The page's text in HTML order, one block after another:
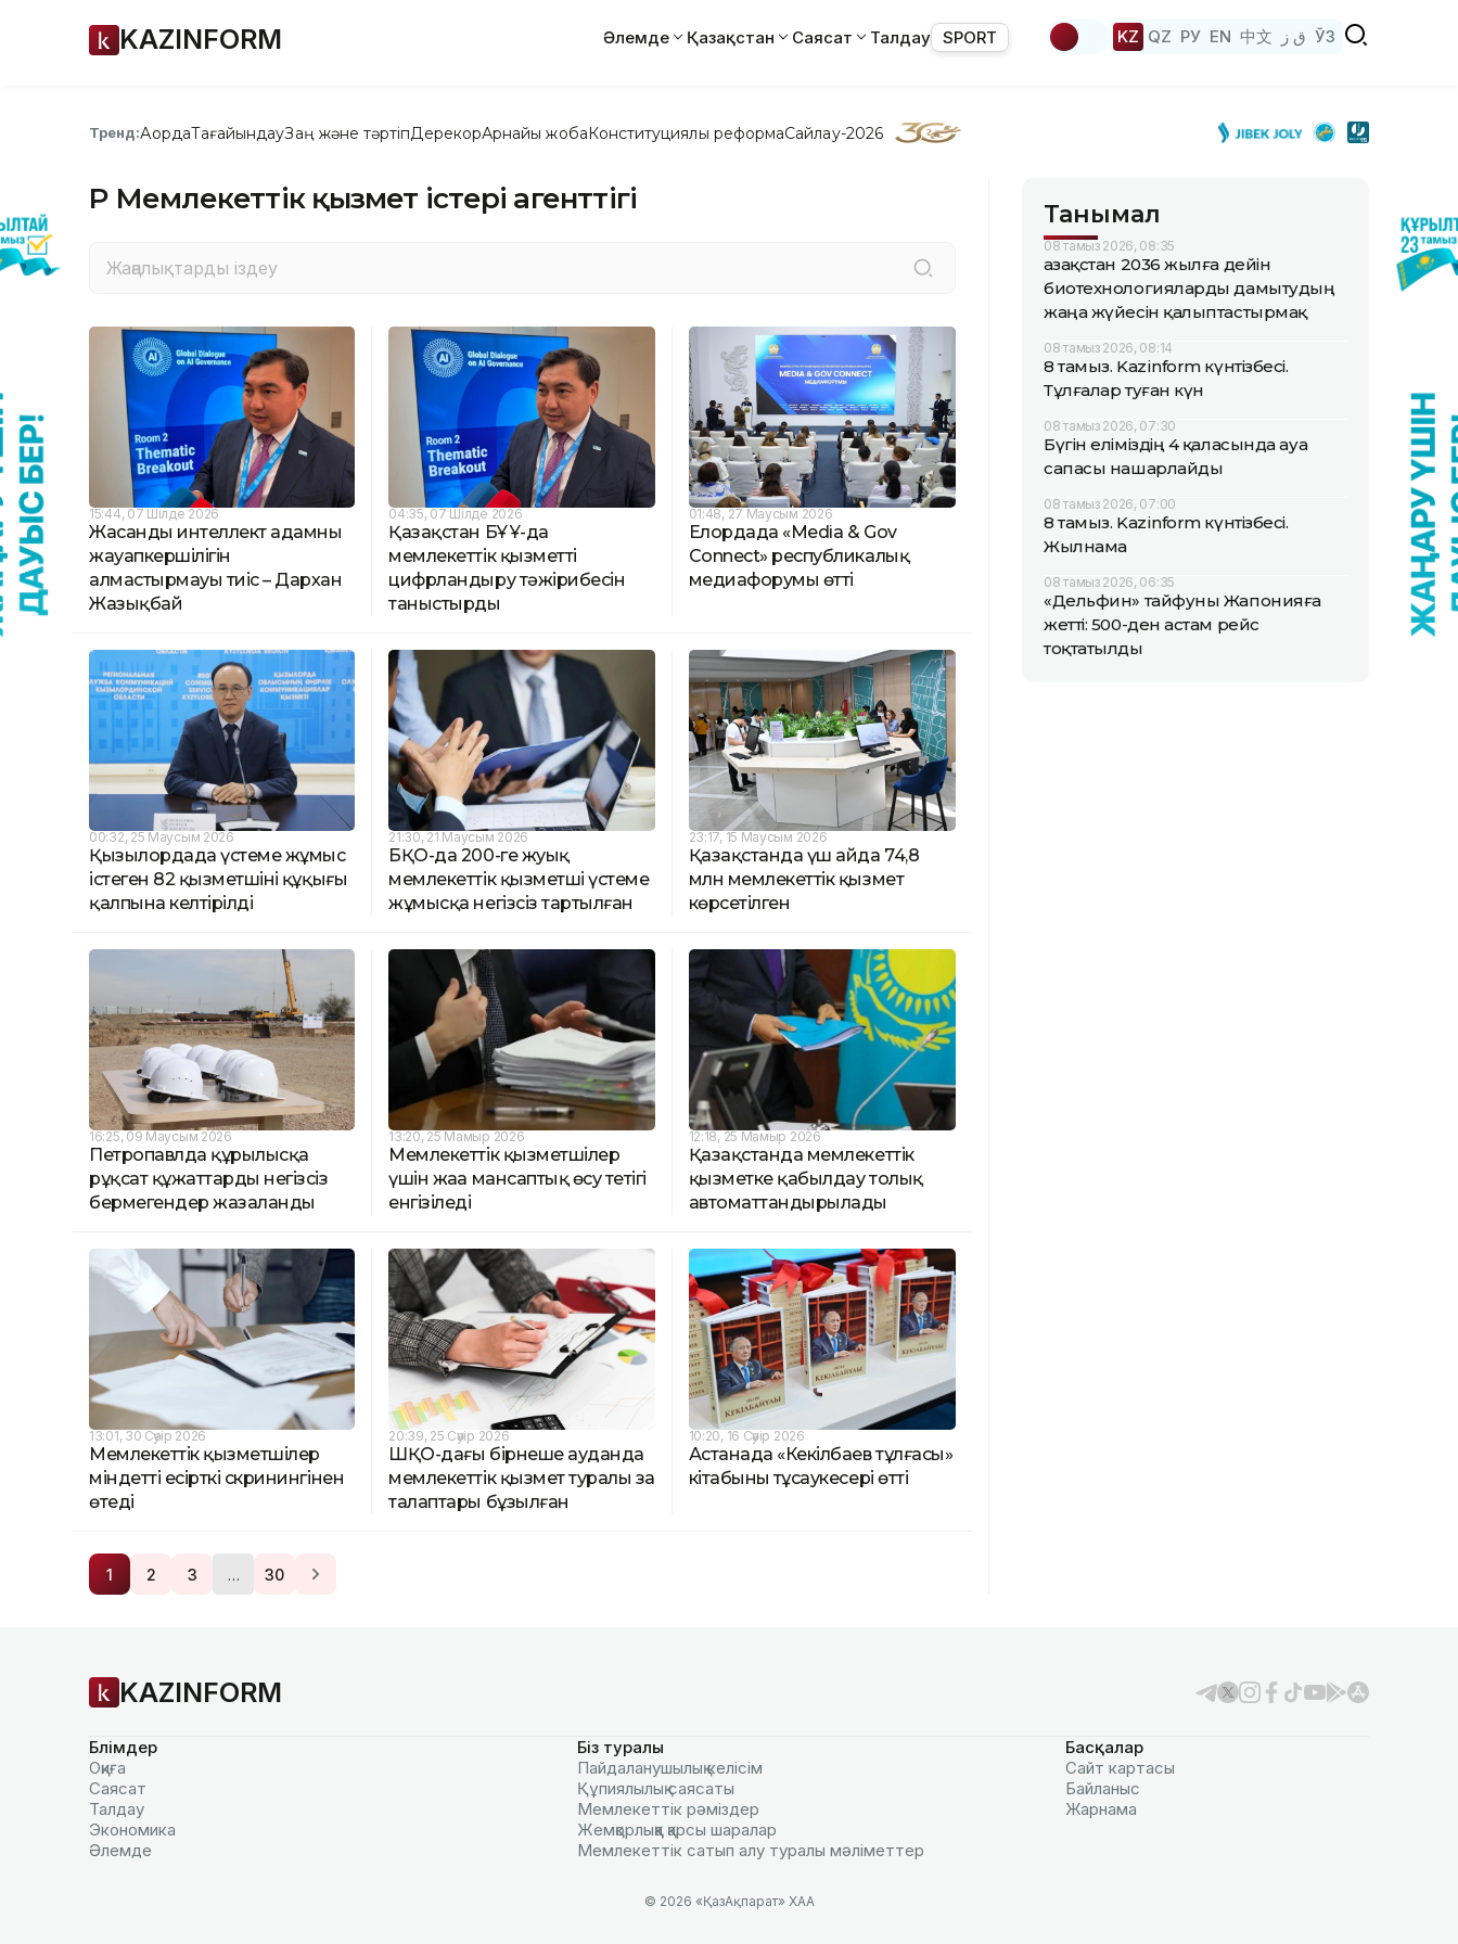
KAZINFORM Әлемде Қазақстан Саясат Талдау SPORT KZ QZ РУ EN 中文 ق ز ЎЗ
Тренд:АқордаТағайындауЗаң және тәртіпДерекқорАрнайы жобаКонституциялық реформаСайлау-2026
ҚР Мемлекеттік қызмет істері агенттігі
15:44, 07 Шілде 2026
Жасанды интеллект адамның
жауапкершілігін
алмастырмауы тиіс – Дархан
Жазықбай
04:35, 07 Шілде 2026
Қазақстан БҰҰ-да
мемлекеттік қызметті
цифрландыру тәжірибесін
таныстырды
01:48, 27 Маусым 2026
Елордада «Media & Gov
Connect» республикалық
медиафорумы өтті
00:32, 25 Маусым 2026
Қызылордада үстеме жұмыс
істеген 82 қызметшінің құқығы
қалпына келтірілді
21:30, 21 Маусым 2026
БҚО-да 200-ге жуық
мемлекеттік қызметші үстеме
жұмысқа негізсіз тартылған
23:17, 15 Маусым 2026
Қазақстанда үш айда 74,8
млн мемлекеттік қызмет
көрсетілген
16:25, 09 Маусым 2026
Петропавлда құрылысқа
рұқсат құжаттарды негізсіз
бермегендер жазаланды
13:20, 25 Мамыр 2026
Мемлекеттік қызметшілер
үшін жаңа мансаптық өсу тетігі
енгізіледі
12:18, 25 Мамыр 2026
Қазақстанда мемлекеттік
қызметке қабылдау толық
автоматтандырылады
13:01, 30 Сәуір 2026
Мемлекеттік қызметшілер
міндетті есірткі скринингінен
өтеді
20:39, 25 Сәуір 2026
ШҚО-дағы бірнеше ауданда
мемлекеттік қызмет туралы заң
талаптары бұзылған
10:20, 16 Сәуір 2026
Астанада «Кекілбаев тұлғасы»
кітабының тұсаукесері өтті
1 2 3 … 30
Танымал
08 тамыз 2026, 08:35
Қазақстан 2036 жылға дейін
биотехнологияларды дамытудың
жаңа жүйесін қалыптастырмақ
08 тамыз 2026, 08:14
8 тамыз. Kazinform күнтізбесі.
Тұлғалар туған күн
08 тамыз 2026, 07:30
Бүгін еліміздің 4 қаласында ауа
сапасы нашарлайды
08 тамыз 2026, 07:00
8 тамыз. Kazinform күнтізбесі.
Жылнама
08 тамыз 2026, 06:35
«Дельфин» тайфуны Жапонияға
жетті: 500-ден астам рейс
тоқтатылды
KAZINFORM
Бөлімдер
Оқиға
Саясат
Талдау
Экономика
Әлемде
Біз туралы
Пайдаланушылық келiciм
Құпиялылық саясаты
Мемлекеттік рәміздер
Жемқорлыққа қарсы шаралар
Мемлекеттік сатып алу туралы мәлiметтер
Басқалар
Сайт картасы
Байланыс
Жарнама
© 2026 «ҚазАқпарат» ХАА